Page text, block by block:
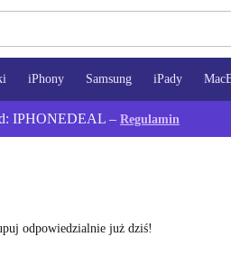
iPhony Samsung iPady
IPHONEDEAL – Regulamin
odpowiedzialnie już dziś!